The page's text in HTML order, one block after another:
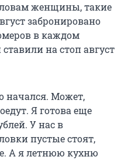
женщины, такие
забронировано
в каждом
на стоп август
начался. Может,
Я готова еще
У нас в
пустые стоят,
А я летнюю кухню